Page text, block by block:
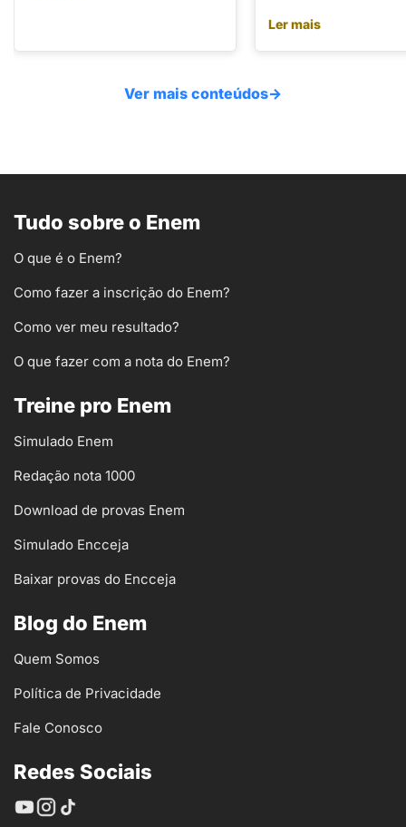
Ler mais
Ver mais conteúdos→
Tudo sobre o Enem
O que é o Enem?
Como fazer a inscrição do Enem?
Como ver meu resultado?
O que fazer com a nota do Enem?
Treine pro Enem
Simulado Enem
Redação nota 1000
Download de provas Enem
Simulado Encceja
Baixar provas do Encceja
Blog do Enem
Quem Somos
Política de Privacidade
Fale Conosco
Redes Sociais